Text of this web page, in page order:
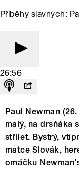
Příběhy slavných:
26:56
Paul Newman
malý, na drsňáka
střílet. Bystrý,
matce Slovák,
omáčku